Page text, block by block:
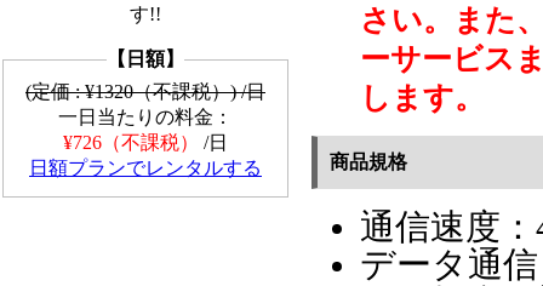
す!!
【日額】
(定価 : ¥1320（不課税）) /日
一日当たりの料金：
¥726（不課税）
/日
日額プランでレンタルする
さい。また
ーサービス
します。
商品規格
通信速度：
データ通